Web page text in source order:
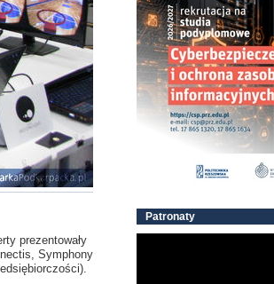
prezentowały
Symphony
Patronaty